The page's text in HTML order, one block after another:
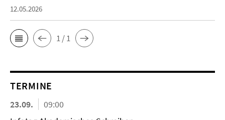
12.05.2026
1 / 1
TERMINE
23.09.
09:00